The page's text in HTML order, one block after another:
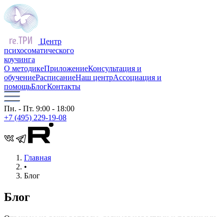
Центр
психосоматического
коучинга
О методикеПриложениеКонсультация и
обучениеРасписаниеНаш центрАссоциация и
помощьБлогКонтакты
Пн. - Пт. 9:00 - 18:00
+7 (495) 229-19-08
Главная
•
Блог
Блог